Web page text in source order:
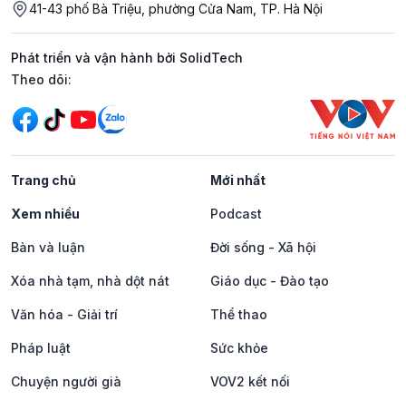
41-43 phố Bà Triệu, phường Cửa Nam, TP. Hà Nội
Phát triển và vận hành bởi SolidTech
Mạng xã hội
Theo dõi:
Trang chủ Mới nhất
Xem nhiều Podcast
Bàn và luận Đời sống - Xã hội
Xóa nhà tạm, nhà dột nát Giáo dục - Đào tạo
Văn hóa - Giải trí Thể thao
Pháp luật Sức khỏe
Chuyện người già VOV2 kết nối